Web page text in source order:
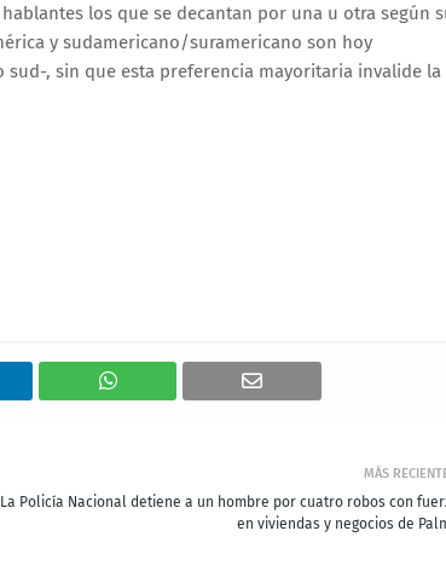
los que se decantan por una u otra según
y sudamericano/suramericano son hoy
, sin que esta preferencia mayoritaria invalide la
MÁS
Policía Nacional detiene a un hombre por cuatro robos con
en viviendas y negocios de